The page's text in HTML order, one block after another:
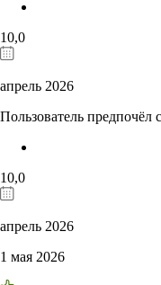
10,0
апрель 2026
Пользователь предпочёл
10,0
апрель 2026
1 мая 2026